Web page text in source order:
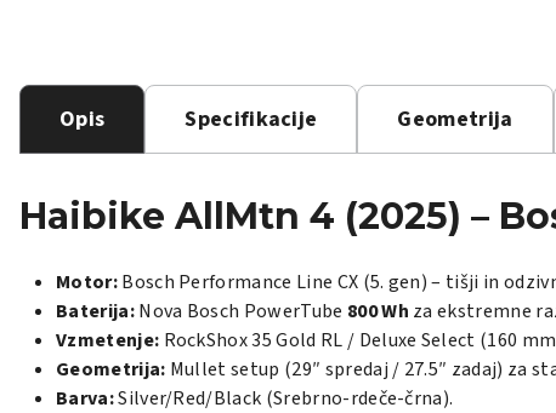
Opis Specifikacije Geometrija
Haibike AllMtn 4 (2025) –
Motor:Bosch Performance Line CX (5. gen) – tišji in
Baterija:Nova Bosch PowerTube 800 Wh za ekstremne
Vzmetenje: RockShox 35 Gold RL / Deluxe Select (160
Geometrija: Mullet setup (29″ spredaj / 27.5″ zadaj) za
Barva:Silver/Red/Black (Srebrno-rdeče-črna).